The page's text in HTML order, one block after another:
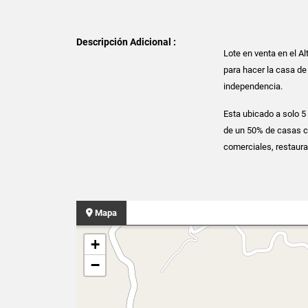
Descripción Adicional :
Lote en venta en el
para hacer la casa
independencia.
Esta ubicado a solo
de un 50% de casas
comerciales,
Mapa
+
−